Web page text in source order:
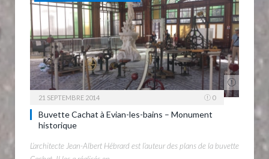
21 SEPTEMBRE 2014 0
Buvette Cachat à Evian-les-bains – Monument
historique
L’architecte Jean-Albert Hébrard est l’auteur des plans de la buvette